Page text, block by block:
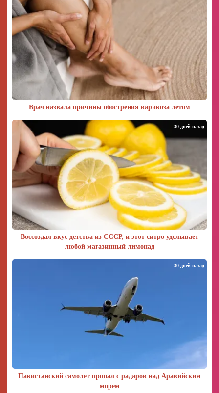
Врач назвала причины обострения варикоза летом
Воссоздал вкус детства из СССР, и этот ситро уделывает
любой магазинный лимонад
30 дней назад
Пакистанский самолет пропал с радаров над Аравийским
морем
30 дней назад